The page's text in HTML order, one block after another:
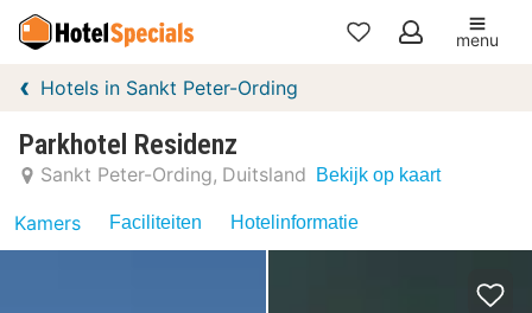
Mijn
menu
Hotels in Sankt Peter-Ording
Parkhotel Residenz
Sankt Peter-Ording Duitsland Bekijk op kaart
Kamers Faciliteiten Hotelinformatie